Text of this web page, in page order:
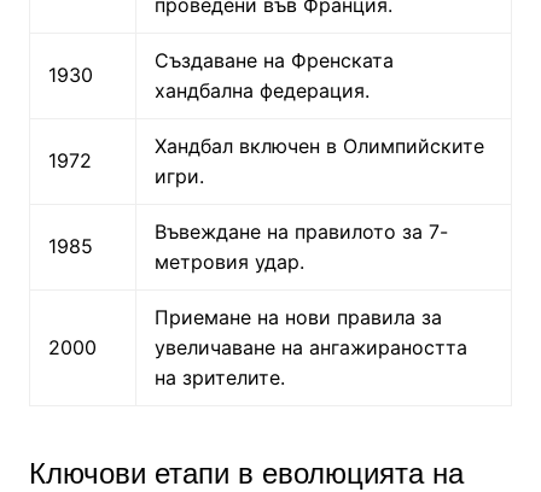
1930
Създаване на Френската
хандбална федерация.
1972
Хандбал включен в Олимпийските
игри.
1985
Въвеждане на правилото за 7-
метровия удар.
2000
Приемане на нови правила за
увеличаване на ангажираността
на зрителите.
Ключови етапи в еволюцията на